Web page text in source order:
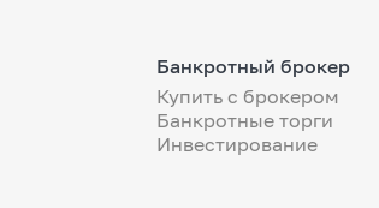
Банкротный брокер
Купить с брокером
Банкротные торги
Инвестирование